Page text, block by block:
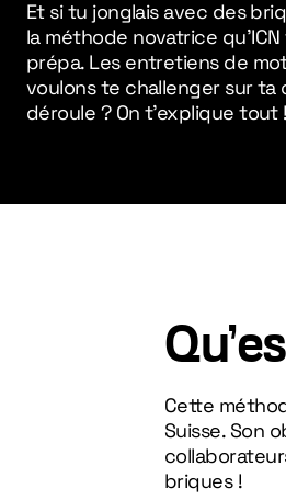
Et si tu jonglais avec des
la méthode novatrice
prépa. Les entretiens de
voulons te challenger sur ta
déroule ? On t’explique tout !
Cette
Suisse. Son
briques !